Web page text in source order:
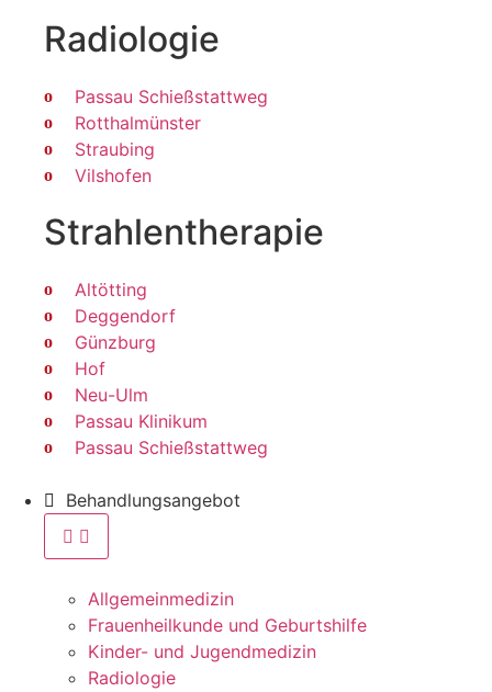
Radiologie
Passau Schießstattweg
Rotthalmünster
Straubing
Vilshofen
Strahlen­therapie
Altötting
Deggendorf
Günzburg
Hof
Neu-Ulm
Passau Klinikum
Passau Schießstattweg
Behandlungsangebot
Allgemeinmedizin
Frauenheilkunde und Geburtshilfe
Kinder- und Jugendmedizin
Radiologie